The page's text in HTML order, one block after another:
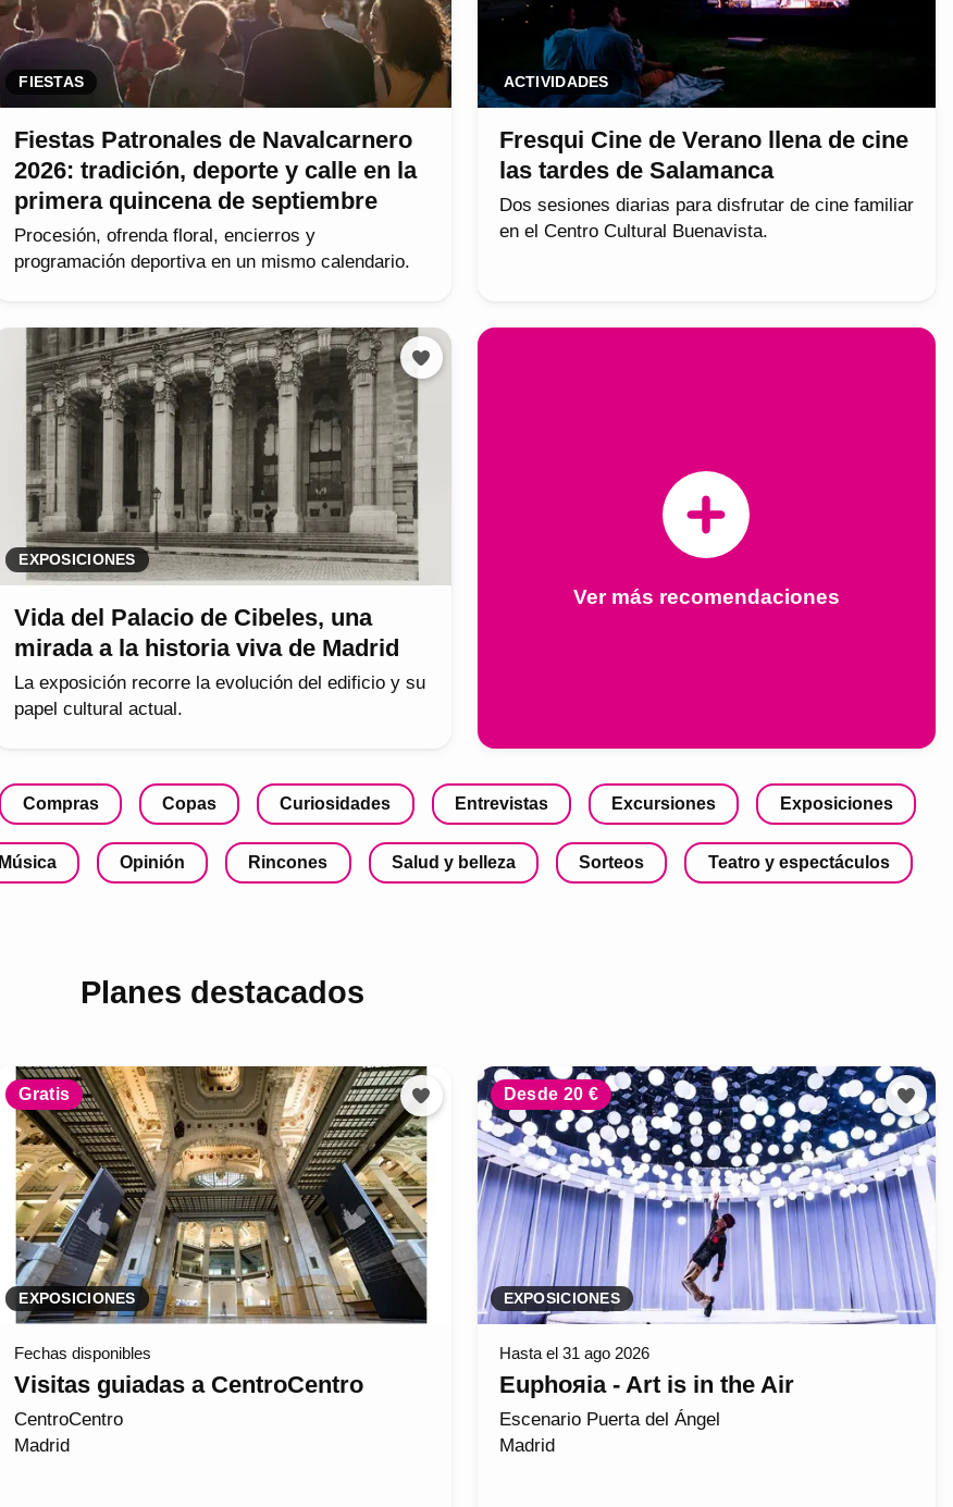
FIESTAS
Fiestas Patronales de Navalcarnero
2026: tradición, deporte y calle en la
primera quincena de septiembre
Procesión, ofrenda floral, encierros y
programación deportiva en un mismo calendario.
ACTIVIDADES
Fresqui Cine de Verano llena de cine
las tardes de Salamanca
Dos sesiones diarias para disfrutar de cine familiar
en el Centro Cultural Buenavista.
EXPOSICIONES
Vida del Palacio de Cibeles, una
mirada a la historia viva de Madrid
La exposición recorre la evolución del edificio y su
papel cultural actual.
Ver más recomendaciones
Compras Copas Curiosidades Entrevistas Excursiones Exposiciones
Música Opinión Rincones Salud y belleza Sorteos Teatro y espectáculos
Planes destacados
Gratis
EXPOSICIONES
Fechas disponibles
Visitas guiadas a CentroCentro
CentroCentro
Madrid
Desde 20 €
EXPOSICIONES
Hasta el 31 ago 2026
Euphoяia - Art is in the Air
Escenario Puerta del Ángel
Madrid